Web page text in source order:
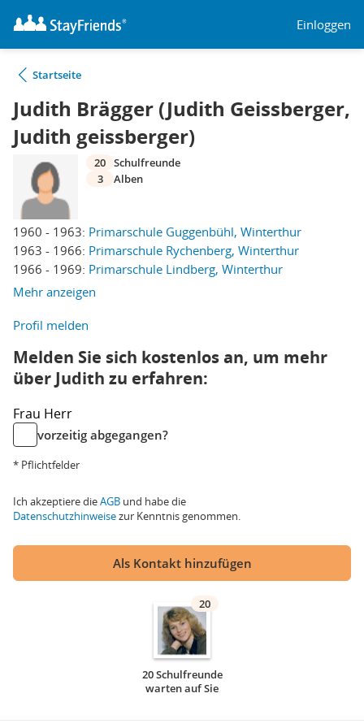
Einloggen
Startseite
Judith Brägger (Judith Geissberger,
Judith geissberger)
1960 - 1963: Primarschule Guggenbühl, Winterthur
1963 - 1966: Primarschule Rychenberg, Winterthur
1966 - 1969: Primarschule Lindberg, Winterthur
Mehr anzeigen
20 Schulfreunde
3
Alben
Profil melden
Melden Sie sich kostenlos an, um mehr
über Judith zu erfahren:
Frau Herr
vorzeitig abgegangen?
* Pflichtfelder
Ich akzeptiere dieAGB und habe die
Datenschutzhinweisezur Kenntnis genommen.
Als Kontakt hinzufügen
20
20 Schulfreunde
warten auf Sie